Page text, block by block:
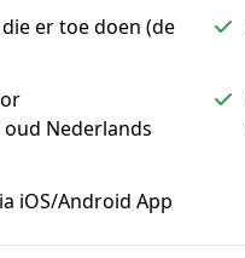
er toe doen (de
Nederlands
iOS/Android App